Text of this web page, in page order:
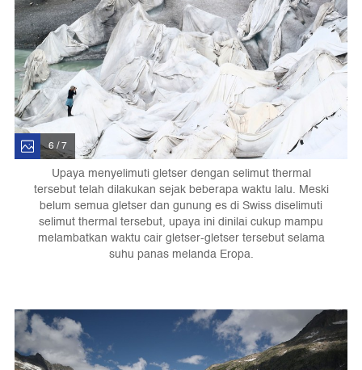
6 / 7
Upaya menyelimuti gletser dengan selimut thermal
tersebut telah dilakukan sejak beberapa waktu lalu. Meski
belum semua gletser dan gunung es di Swiss diselimuti
selimut thermal tersebut, upaya ini dinilai cukup mampu
melambatkan waktu cair gletser-gletser tersebut selama
suhu panas melanda Eropa.